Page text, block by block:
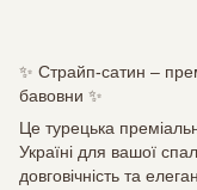
✨ Страйп-сатин –
бавовни ✨
Це турецька
Україні для вашої
довговічність та